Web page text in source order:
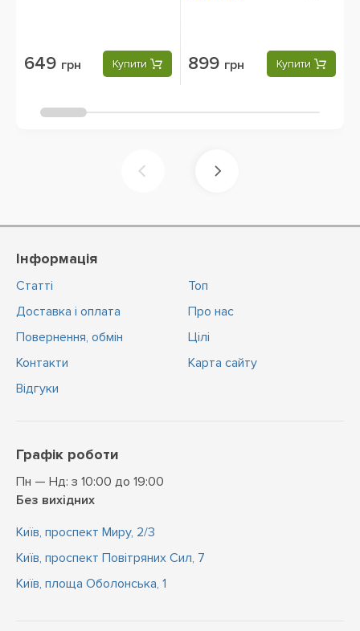
649 грн Купити 899 грн Купити
Інформація
Статті
Доставка і оплата
Повернення, обмін
Контакти
Відгуки
Топ
Про нас
Цiлi
Карта сайту
Графік роботи
Пн — Нд: з 10:00 до 19:00
Без вихідних
Київ, проспект Миру, 2/3
Київ, проспект Повітряних Сил, 7
Київ, площа Оболонська, 1